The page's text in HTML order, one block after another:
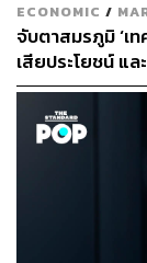
ECONOMIC /
จับตาสมรภูมิ ‘เ
เสียประโยชน์ แ
5 ปีข้างหน้า